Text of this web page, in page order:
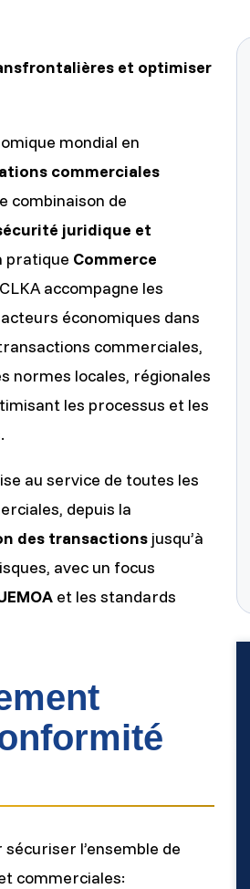
et optimiser
mondial en
commerciales
combinaison de
juridique et
pratique Commerce
accompagne les
économiques dans
commerciales,
normes locales, régionales
les processus et les
au service de toutes les
depuis la
des transactions jusqu’à
avec un focus
et les standards
l’ensemble de
commerciales: